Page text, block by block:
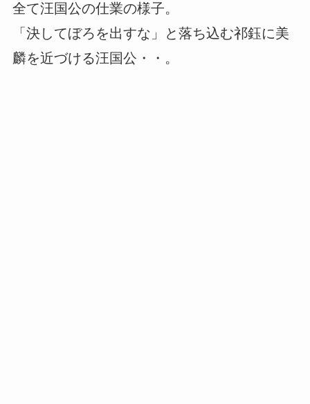
全て汪国公の仕業の様子。
「決してぼろを出すな」と落ち込む祁鈺に美
麟を近づける汪国公・・。